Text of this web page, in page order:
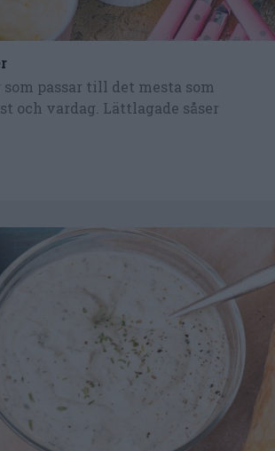
som passar till det mesta som
och vardag. Lättlagade såser